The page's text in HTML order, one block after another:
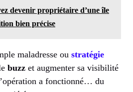
devenir propriétaire d’une île
bien précise
maladresse ou stratégie
buzz et augmenter sa visibilité
a fonctionné… du